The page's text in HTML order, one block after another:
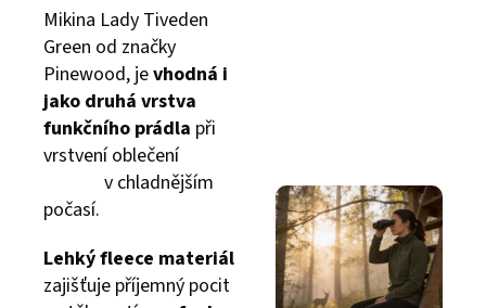
Mikina Lady Tiveden
Green od značky
Pinewood, jevhodná i
jako druhá vrstva
funkčního prádla při
vrstvení oblečení
v chladnějším
počasí.
Lehký fleece materiál
zajišťuje příjemný pocit